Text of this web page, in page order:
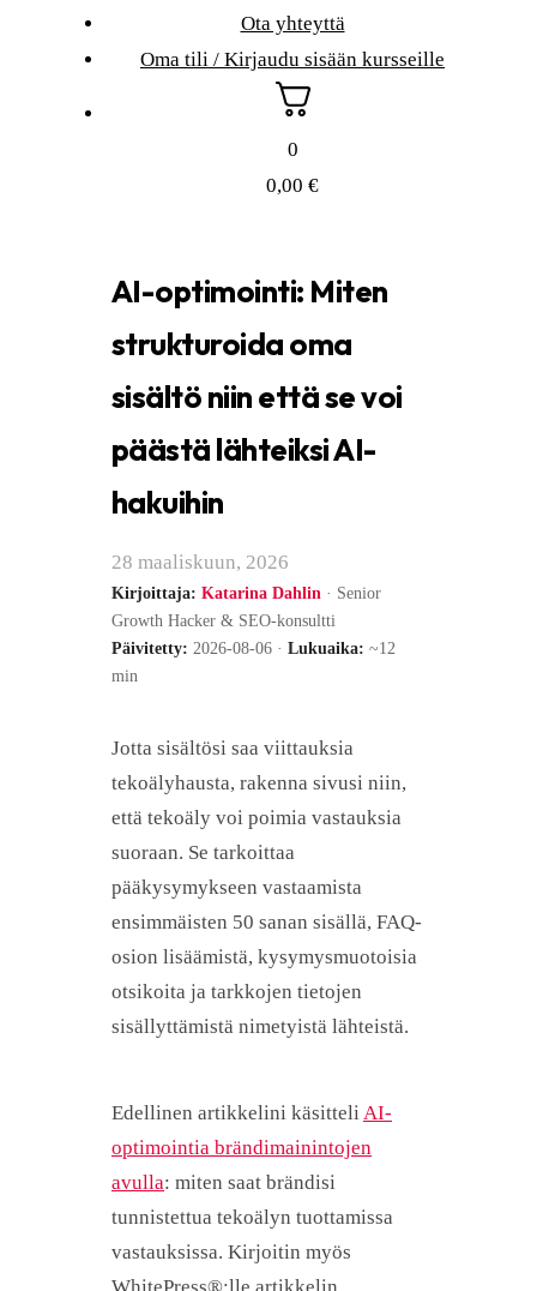
Ota yhteyttä
Oma tili / Kirjaudu sisään kursseille
0
0,00 €
AI-optimointi: Miten
strukturoida oma
sisältö niin että se voi
päästä lähteiksi AI-
hakuihin
28 maaliskuun, 2026
Kirjoittaja: Katarina Dahlin · Senior
Growth Hacker & SEO-konsultti
Päivitetty: 2026-08-06 · Lukuaika: ~12
min
Jotta sisältösi saa viittauksia
tekoälyhausta, rakenna sivusi niin,
että tekoäly voi poimia vastauksia
suoraan. Se tarkoittaa
pääkysymykseen vastaamista
ensimmäisten 50 sanan sisällä, FAQ-
osion lisäämistä, kysymysmuotoisia
otsikoita ja tarkkojen tietojen
sisällyttämistä nimetyistä lähteistä.
Edellinen artikkelini käsitteliAI-
optimointia brändimainintojen
avulla: miten saat brändisi
tunnistettua tekoälyn tuottamissa
vastauksissa. Kirjoitin myös